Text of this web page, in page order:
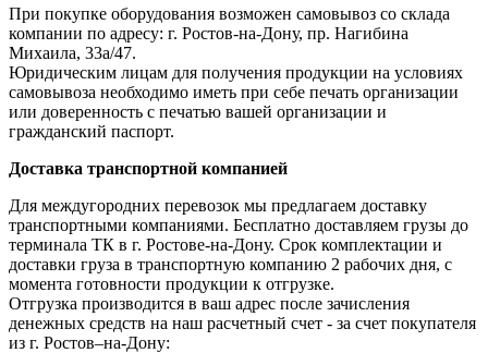
При покупке оборудования возможен самовывоз со склада
компании по адресу: г. Ростов-на-Дону, пр. Нагибина
Михаила, 33а/47.
Юридическим лицам для получения продукции на условиях
самовывоза необходимо иметь при себе печать организации
или доверенность с печатью вашей организации и
гражданский паспорт.
Доставка транспортной компанией
Для междугородних перевозок мы предлагаем доставку
транспортными компаниями. Бесплатно доставляем грузы до
терминала ТК в г. Ростове-на-Дону. Срок комплектации и
доставки груза в транспортную компанию 2 рабочих дня, с
момента готовности продукции к отгрузке.
Отгрузка производится в ваш адрес после зачисления
денежных средств на наш расчетный счет - за счет покупателя
из г. Ростов–на-Дону: